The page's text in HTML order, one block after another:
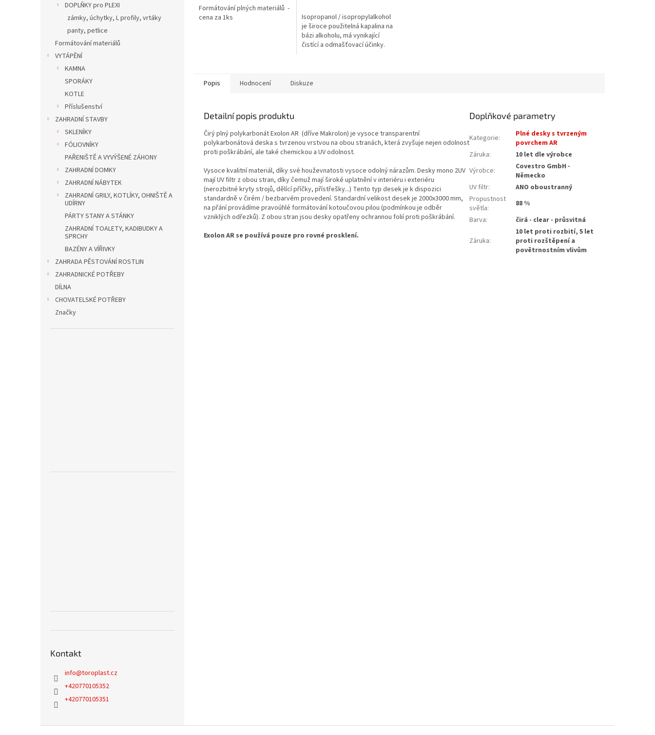
DOPLŇKY pro PLEXI
zámky, úchytky, L profily, vrtáky
panty, petlice
Formátování materiálů
VYTÁPĚNÍ
KAMNA
SPORÁKY
KOTLE
Příslušenství
ZAHRADNÍ STAVBY
SKLENÍKY
FÓLIOVNÍKY
PAŘENIŠTĚ A VYVÝŠENÉ ZÁHONY
ZAHRADNÍ DOMKY
ZAHRADNÍ NÁBYTEK
ZAHRADNÍ GRILY, KOTLÍKY, OHNIŠTĚ A
UDÍRNY
PÁRTY STANY A STÁNKY
ZAHRADNÍ TOALETY, KADIBUDKY A
SPRCHY
BAZÉNY A VÍŘIVKY
ZAHRADA PĚSTOVÁNÍ ROSTLIN
ZAHRADNICKÉ POTŘEBY
DÍLNA
CHOVATELSKÉ POTŘEBY
Značky
Kontakt
info@toroplast.cz
+420770105352
+420770105351
Formátování plných materiálů -
cena za 1ks
Isopropanol / isopropylalkohol
je široce použitelná kapalina na
bázi alkoholu, má vynikající
čistící a odmašťovací účinky.
Popis Hodnocení Diskuze
Detailní popis produktu
Čirý plný polykarbonát Exolon AR (dříve Makrolon) je vysoce transparentní
polykarbonátová deska s tvrzenou vrstvou na obou stranách, která zvyšuje nejen odolnost
proti poškrábání, ale také chemickou a UV odolnost.
Vysoce kvalitní materiál, díky své houževnatosti vysoce odolný nárazům. Desky mono 2UV
mají UV filtr z obou stran, díky čemuž mají široké uplatnění v interiéru i exteriéru
(nerozbitné kryty strojů, dělící příčky, přístřešky...) Tento typ desek je k dispozici
standardně v čirém / bezbarvém provedení. Standardní velikost desek je 2000x3000 mm,
na přání provádíme pravoúhlé formátování kotoučovou pilou (podmínkou je odběr
vzniklých odřezků). Z obou stran jsou desky opatřeny ochrannou folií proti poškrábání.
Exolon AR se používá pouze pro rovné prosklení.
Doplňkové parametry
Kategorie:
Plné desky s tvrzeným
povrchem AR
Záruka:
10 let dle výrobce
Výrobce:
Covestro GmbH -
Německo
UV filtr:
ANO oboustranný
Propustnost
světla:
88 %
Barva: čirá - clear - průsvitná
Záruka:
10 let proti rozbití, 5 let
proti rozštěpení a
povětrnostním vlivům